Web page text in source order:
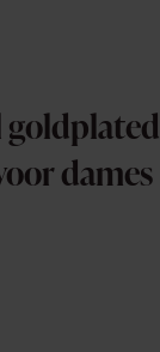
goldplated
dames